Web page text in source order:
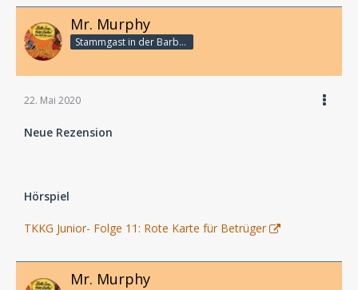
Mr. Murphy
Stammgast in der Barbarabar
22. Mai 2020
Neue Rezension
Hörspiel
TKKG Junior- Folge 11: Rote Karte für Betrüger
Mr. Murphy